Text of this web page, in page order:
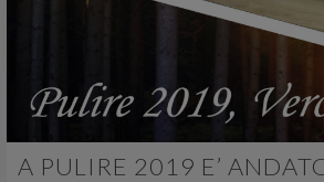
A PULIRE 2019 E’